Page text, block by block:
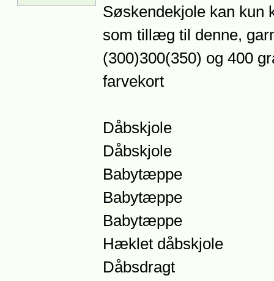
Søskendekjole kan kun
som tillæg til denne,
(300)300(350) og 400
farvekort
Dåbskjole
Dåbskjole
Babytæppe
Babytæppe
Babytæppe
Hæklet dåbskjole
Dåbsdragt